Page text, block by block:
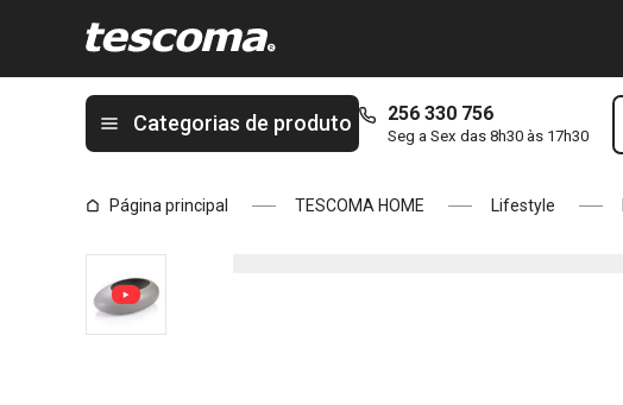
Categorias de produto 256 330 756
Seg a Sex das 8h30 às 17h30
Página principal TESCOMA HOME Lifestyle